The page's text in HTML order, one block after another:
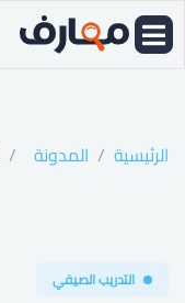
الرئيسية المدونة
التدريب الصيفي